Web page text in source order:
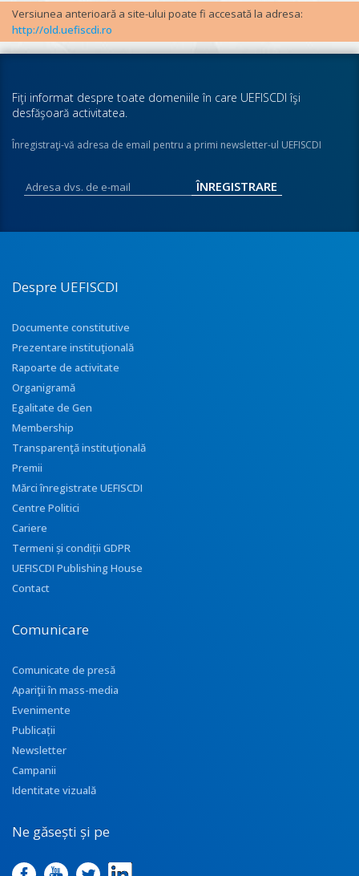
Versiunea anterioară a site-ului poate fi accesată la adresa:
http://old.uefiscdi.ro
Fiţi informat despre toate domeniile în care UEFISCDI îşi
desfăşoară activitatea.
Înregistraţi-vă adresa de email pentru a primi newsletter-ul UEFISCDI
Despre UEFISCDI
Documente constitutive
Prezentare instituţională
Rapoarte de activitate
Organigramă
Egalitate de Gen
Membership
Transparenţă instituţională
Premii
Mărci înregistrate UEFISCDI
Centre Politici
Cariere
Termeni și condiții GDPR
UEFISCDI Publishing House
Contact
Comunicare
Comunicate de presă
Apariţii în mass-media
Evenimente
Publicații
Newsletter
Campanii
Identitate vizuală
Ne găsești și pe